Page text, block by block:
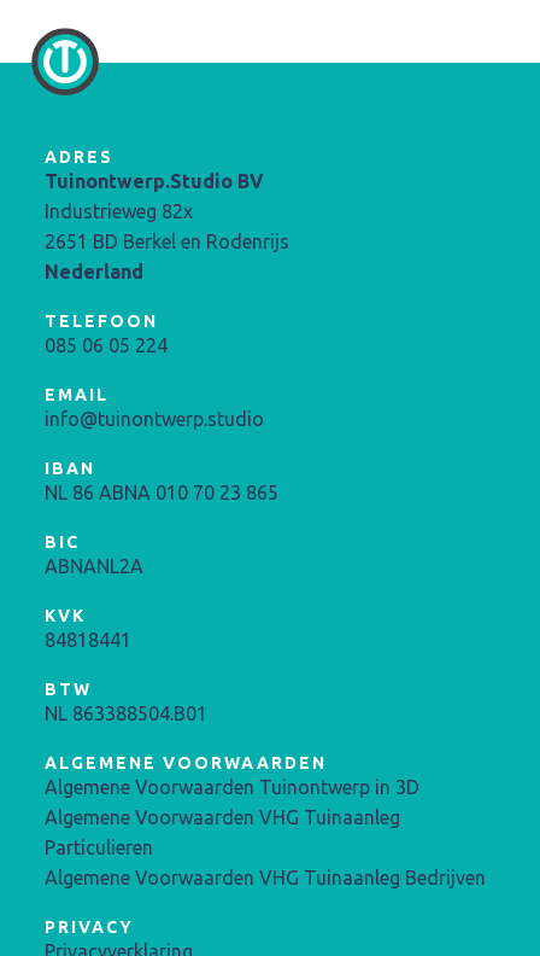
ADRES
Tuinontwerp.Studio BV
Industrieweg 82x
2651 BD Berkel en Rodenrijs
Nederland
TELEFOON
085 06 05 224
EMAIL
info@tuinontwerp.studio
IBAN
NL 86 ABNA 010 70 23 865
BIC
ABNANL2A
KVK
84818441
BTW
NL 863388504.B01
ALGEMENE VOORWAARDEN
Algemene Voorwaarden Tuinontwerp in 3D
Algemene Voorwaarden VHG Tuinaanleg
Particulieren
Algemene Voorwaarden VHG Tuinaanleg Bedrijven
PRIVACY
Privacyverklaring